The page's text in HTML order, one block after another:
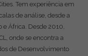
Tem experiência em
de análise, desde a
e África. Desde 2010,
onde se encontra a
de Desenvolvimento